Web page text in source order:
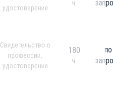
удостоверение
ч.
Свидетельство о
профессии,
удостоверение
180
ч.
по